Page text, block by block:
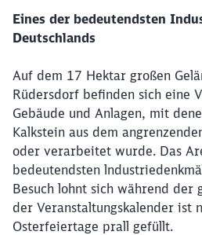
Eines der bedeutendsten
Deutschlands
Auf dem 17 Hektar großen
Rüdersdorf befinden sich eine
Gebäude und Anlagen, mit
Kalkstein aus dem
oder verarbeitet wurde. Das
bedeutendsten
Besuch lohnt sich während der
der Veranstaltungskalender ist
Osterfeiertage prall gefüllt.